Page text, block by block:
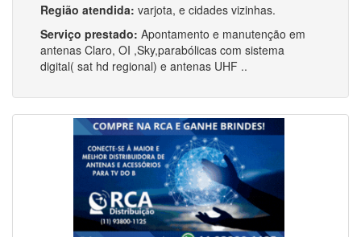
Região atendida: varjota, e cidades vizinhas.
Serviço prestado: Apontamento e manutenção em
antenas Claro, OI ,Sky,parabólicas com sistema
digital( sat hd regional) e antenas UHF ..